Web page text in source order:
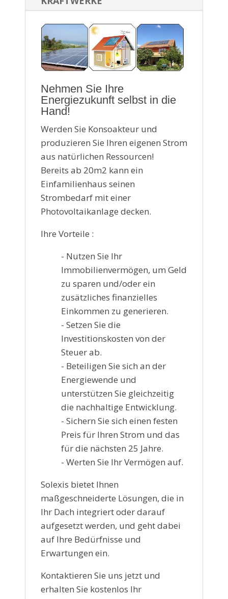
Nehmen Sie Ihre
Energiezukunft selbst in die
Hand!
Werden Sie Konsoakteur und
produzieren Sie Ihren eigenen Strom
aus natürlichen Ressourcen!
Bereits ab 20m2 kann ein
Einfamilienhaus seinen
Strombedarf mit einer
Photovoltaikanlage decken.
Ihre Vorteile :
- Nutzen Sie Ihr
Immobilienvermögen, um Geld
zu sparen und/oder ein
zusätzliches finanzielles
Einkommen zu generieren.
- Setzen Sie die
Investitionskosten von der
Steuer ab.
- Beteiligen Sie sich an der
Energiewende und
unterstützen Sie gleichzeitig
die nachhaltige Entwicklung.
- Sichern Sie sich einen festen
Preis für Ihren Strom und das
für die nächsten 25 Jahre.
- Werten Sie Ihr Vermögen auf.
Solexis bietet Ihnen
maßgeschneiderte Lösungen, die in
Ihr Dach integriert oder darauf
aufgesetzt werden, und geht dabei
auf Ihre Bedürfnisse und
Erwartungen ein.
Kontaktieren Sie uns jetzt und
erhalten Sie kostenlos Ihr